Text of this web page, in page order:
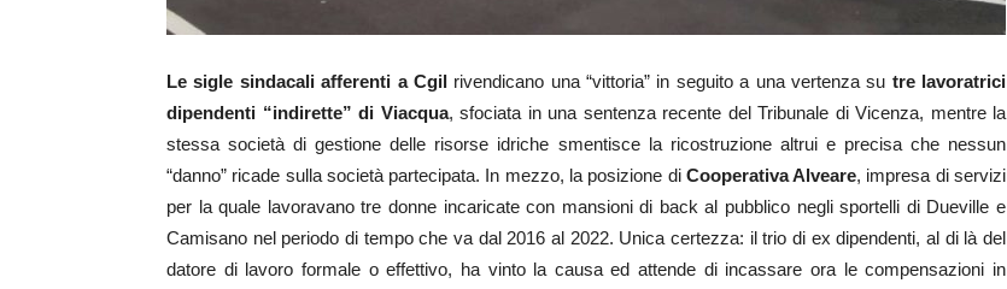
Le sigle sindacali afferenti a Cgilrivendicano una “vittoria” in seguito a una vertenza su tre lavoratrici
dipendenti “indirette” di Viacqua, sfociata in una sentenza recente del Tribunale di Vicenza, mentre la
stessa società di gestione delle risorse idriche smentisce la ricostruzione altrui e precisa che nessun
“danno” ricade sulla società partecipata. In mezzo, la posizione di Cooperativa Alveare, impresa di servizi
per la quale lavoravano tre donne incaricate con mansioni di back al pubblico negli sportelli di Dueville e
Camisano nel periodo di tempo che va dal 2016 al 2022. Unica certezza: il trio di ex dipendenti, al di là del
datore di lavoro formale o effettivo, ha vinto la causa ed attende di incassare ora le compensazioni in